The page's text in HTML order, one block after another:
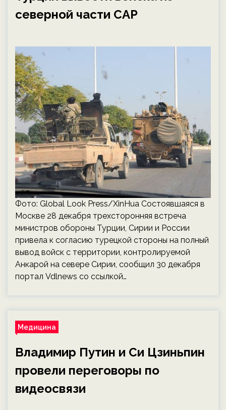
северной части САР
Фото: Global Look Press/XinHua Состоявшаяся в
Москве 28 декабря трехсторонняя встреча
министров обороны Турции, Сирии и России
привела к согласию турецкой стороны на полный
вывод войск с территории, контролируемой
Анкарой на севере Сирии, сообщил 30 декабря
портал Vdlnews со ссылкой…
Медицина
Владимир Путин и Си Цзиньпин
провели переговоры по
видеосвязи